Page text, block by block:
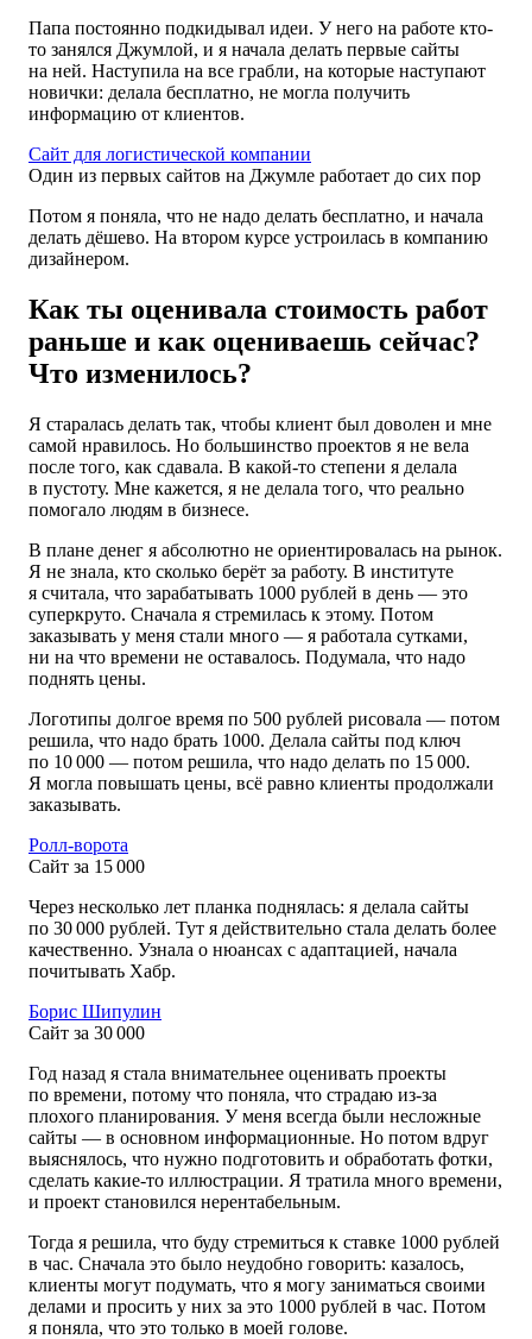
Папа постоянно подкидывал идеи. У него на работе кто-
то занялся Джумлой, и я начала делать первые сайты
на ней. Наступила на все грабли, на которые наступают
новички: делала бесплатно, не могла получить
информацию от клиентов.
Сайт для логистической компании
Один из первых сайтов на Джумле работает до сих пор
Потом я поняла, что не надо делать бесплатно, и начала
делать дёшево. На втором курсе устроилась в компанию
дизайнером.
Как ты оценивала стоимость работ
раньше и как оцениваешь сейчас?
Что изменилось?
Я старалась делать так, чтобы клиент был доволен и мне
самой нравилось. Но большинство проектов я не вела
после того, как сдавала. В какой-то степени я делала
в пустоту. Мне кажется, я не делала того, что реально
помогало людям в бизнесе.
В плане денег я абсолютно не ориентировалась на рынок.
Я не знала, кто сколько берёт за работу. В институте
я считала, что зарабатывать 1000 рублей в день — это
суперкруто. Сначала я стремилась к этому. Потом
заказывать у меня стали много — я работала сутками,
ни на что времени не оставалось. Подумала, что надо
поднять цены.
Логотипы долгое время по 500 рублей рисовала — потом
решила, что надо брать 1000. Делала сайты под ключ
по 10 000 — потом решила, что надо делать по 15 000.
Я могла повышать цены, всё равно клиенты продолжали
заказывать.
Ролл-ворота
Сайт за 15 000
Через несколько лет планка поднялась: я делала сайты
по 30 000 рублей. Тут я действительно стала делать более
качественно. Узнала о нюансах с адаптацией, начала
почитывать Хабр.
Борис Шипулин
Сайт за 30 000
Год назад я стала внимательнее оценивать проекты
по времени, потому что поняла, что страдаю из-за
плохого планирования. У меня всегда были несложные
сайты — в основном информационные. Но потом вдруг
выяснялось, что нужно подготовить и обработать фотки,
сделать какие-то иллюстрации. Я тратила много времени,
и проект становился нерентабельным.
Тогда я решила, что буду стремиться к ставке 1000 рублей
в час. Сначала это было неудобно говорить: казалось,
клиенты могут подумать, что я могу заниматься своими
делами и просить у них за это 1000 рублей в час. Потом
я поняла, что это только в моей голове.